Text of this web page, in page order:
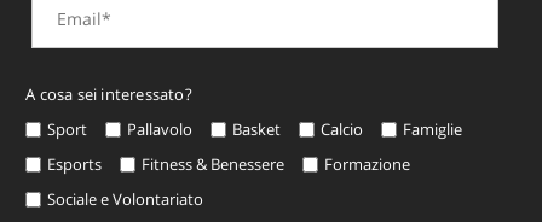
A cosa sei interessato?
Sport
Pallavolo Basket Calcio
Famiglie
Esports
Fitness & Benessere
Formazione
Sociale e Volontariato